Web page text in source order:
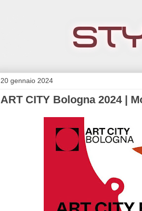
20 gennaio 2024
ART CITY Bologna 2024 |